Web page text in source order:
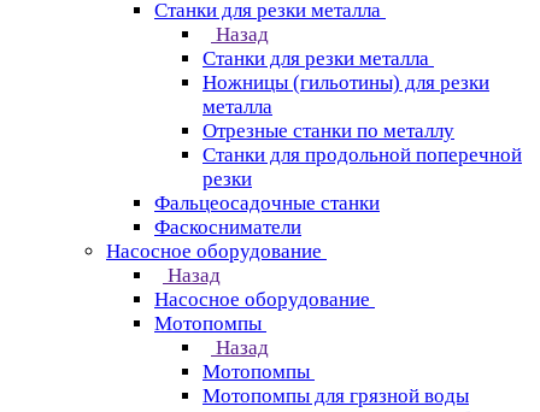
Станки для резки металла
Назад
Станки для резки металла
Ножницы (гильотины) для резки
металла
Отрезные станки по металлу
Станки для продольной поперечной
резки
Фальцеосадочные станки
Фаскосниматели
Насосное оборудование
Назад
Насосное оборудование
Мотопомпы
Назад
Мотопомпы
Мотопомпы для грязной воды